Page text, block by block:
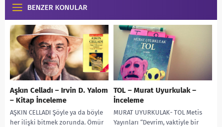
BENZER KONULAR
Aşkın Celladı – Irvin D. Yalom
– Kitap İnceleme
AŞKIN CELLADI Şöyle ya da böyle
her ilişki bitmek zorunda. Ömür
TOL – Murat Uyurkulak –
İnceleme
MURAT UYURKULAK- TOL Metis
Yayınları “Devrim, vaktiyle bir